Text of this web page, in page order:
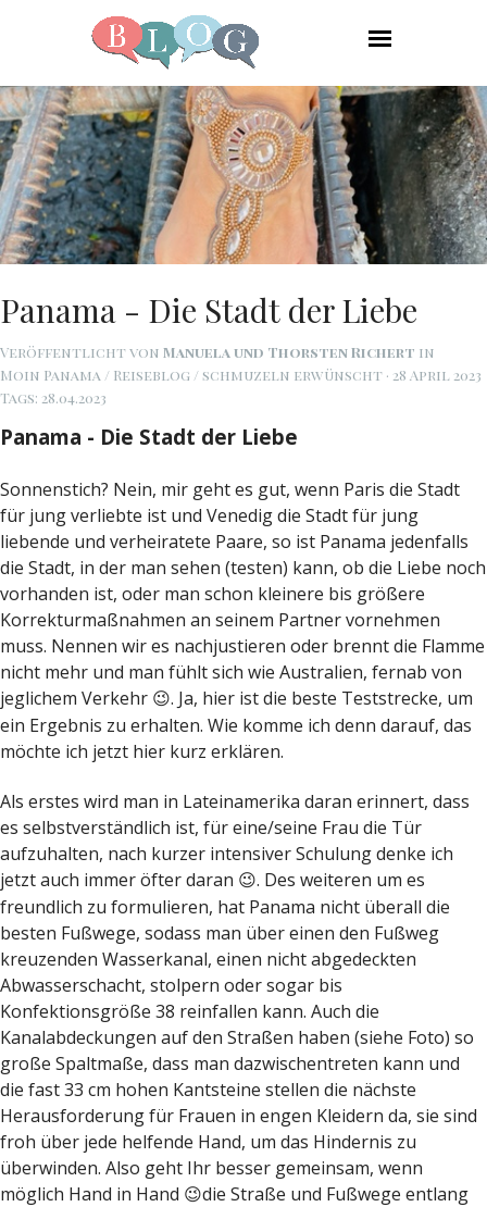
Panama - Die Stadt der Liebe
Veröffentlicht von Manuela und Thorsten Richert in
Moin Panama / Reiseblog / schmuzeln erwünscht · 28 April 2023
Tags: 28.04.2023
Panama - Die Stadt der Liebe
Sonnenstich? Nein, mir geht es gut, wenn Paris die Stadt
für jung verliebte ist und Venedig die Stadt für jung
liebende und verheiratete Paare, so ist Panama jedenfalls
die Stadt, in der man sehen (testen) kann, ob die Liebe noch
vorhanden ist, oder man schon kleinere bis größere
Korrekturmaßnahmen an seinem Partner vornehmen
muss. Nennen wir es nachjustieren oder brennt die Flamme
nicht mehr und man fühlt sich wie Australien, fernab von
jeglichem Verkehr 😉. Ja, hier ist die beste Teststrecke, um
ein Ergebnis zu erhalten. Wie komme ich denn darauf, das
möchte ich jetzt hier kurz erklären.
Als erstes wird man in Lateinamerika daran erinnert, dass
es selbstverständlich ist, für eine/seine Frau die Tür
aufzuhalten, nach kurzer intensiver Schulung denke ich
jetzt auch immer öfter daran 😉. Des weiteren um es
freundlich zu formulieren, hat Panama nicht überall die
besten Fußwege, sodass man über einen den Fußweg
kreuzenden Wasserkanal, einen nicht abgedeckten
Abwasserschacht, stolpern oder sogar bis
Konfektionsgröße 38 reinfallen kann. Auch die
Kanalabdeckungen auf den Straßen haben (siehe Foto) so
große Spaltmaße, dass man dazwischentreten kann und
die fast 33 cm hohen Kantsteine stellen die nächste
Herausforderung für Frauen in engen Kleidern da, sie sind
froh über jede helfende Hand, um das Hindernis zu
überwinden. Also geht Ihr besser gemeinsam, wenn
möglich Hand in Hand 😉die Straße und Fußwege entlang